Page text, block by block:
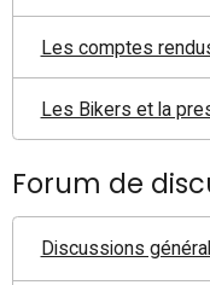
Les comptes
Les Bikers et la
Forum de
Discussions